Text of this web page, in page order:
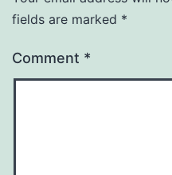
fields are marked *
Comment *